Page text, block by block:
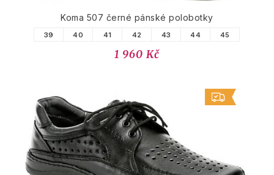
Koma 507 černé pánské polobotky
39 40 41 42 43 44 45
1 960 Kč